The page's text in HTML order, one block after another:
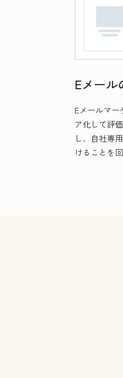
Eメー
Eメールマ
ア化して評
し、自社専
けることを